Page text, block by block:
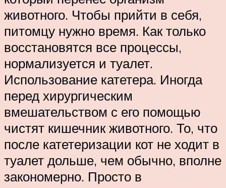
животного. Чтобы прийти в себя,
питомцу нужно время. Как только
восстановятся все процессы,
нормализуется и туалет.
Использование катетера. Иногда
перед хирургическим
вмешательством с его помощью
чистят кишечник животного. То, что
после катетеризации кот не ходит в
туалет дольше, чем обычно, вполне
закономерно. Просто в